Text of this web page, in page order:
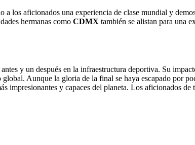
a los aficionados una experiencia de clase mundial y
hermanas como CDMX también se alistan para una
y un después en la infraestructura deportiva. Su
Aunque la gloria de la final se haya escapado por
impresionantes y capaces del planeta. Los aficionados